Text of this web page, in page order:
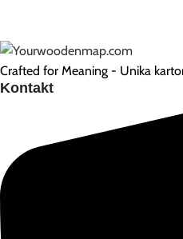
Crafted for Meaning - Unika
Kontakt